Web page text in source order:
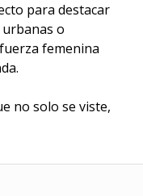
para destacar
o
femenina
no solo se viste,